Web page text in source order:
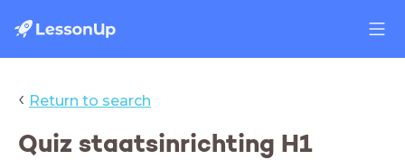
‹ Return to search
Quiz staatsinrichting H1